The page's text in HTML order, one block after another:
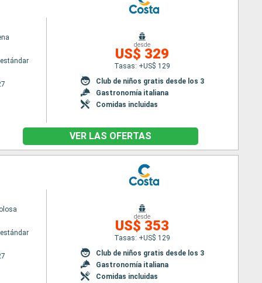
desde
US$ 329
Tasas: +US$ 129
Club de niños gratis desde los 3
Gastronomía italiana
Comidas incluidas
VER LAS OFERTAS
desde
US$ 353
Tasas: +US$ 129
Club de niños gratis desde los 3
Gastronomía italiana
Comidas incluidas